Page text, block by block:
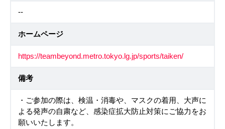
--
ホームページ
https://teambeyond.metro.tokyo.lg.jp/sports/taiken/
備考
・ご参加の際は、検温・消毒や、マスクの着用、大声に
よる発声の自粛など、感染症拡大防止対策にご協力をお
願いいたします。